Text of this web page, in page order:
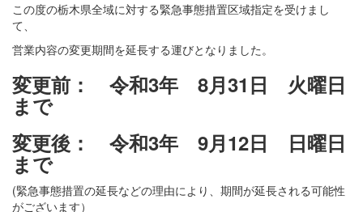
この度の栃木県全域に対する緊急事態措置区域指定を受けまし
て、
営業内容の変更期間を延長する運びとなりました。
変更前： 令和3年 8月31日 火曜日
まで
変更後： 令和3年 9月12日 日曜日
まで
(緊急事態措置の延長などの理由により、期間が延長される可能性
がございます）